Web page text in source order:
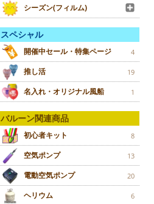
シーズン(フィルム)
スペシャル
開催中セール・特集ページ 4
推し活 19
名入れ・オリジナル風船 1
バルーン関連商品
初心者キット 8
空気ポンプ 13
電動空気ポンプ 20
ヘリウム 6